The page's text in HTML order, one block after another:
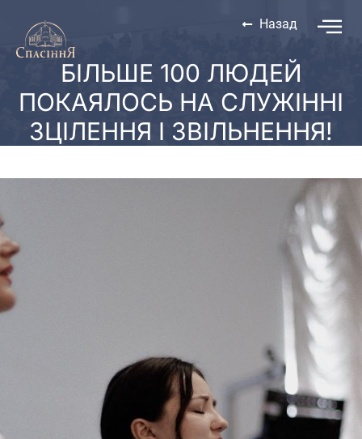
Назад
БІЛЬШЕ 100 ЛЮДЕЙ
ПОКАЯЛОСЬ НА СЛУЖІННІ
ЗЦІЛЕННЯ І ЗВІЛЬНЕННЯ!